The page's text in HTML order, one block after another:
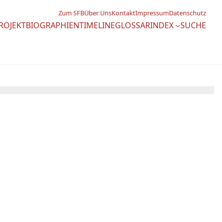
Zum SFBÜber UnsKontaktImpressumDatenschutz
TIMELINEGLOSSARINDEX SUCHE